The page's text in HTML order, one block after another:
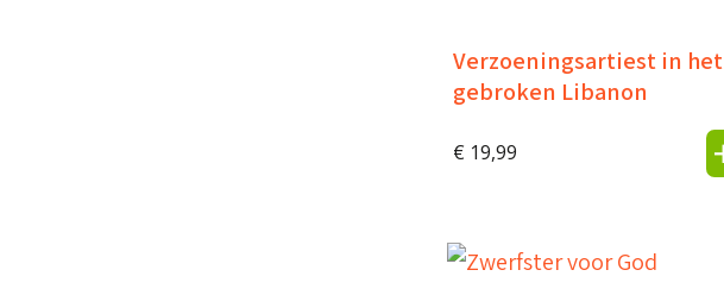
Verzoeningsartiest in het
gebroken Libanon
€ 19,99